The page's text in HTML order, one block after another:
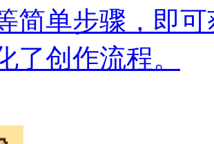
简单步骤，即
了创作流程。